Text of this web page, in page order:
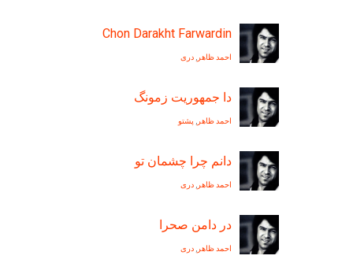
Chon Darakht Farwardin
احمد ظاهر دری
دا جمهوریت زمونگ
احمد ظاهر پشتو
دانم چرا چشمان تو
احمد ظاهر دری
در دامن صحرا
احمد ظاهر دری